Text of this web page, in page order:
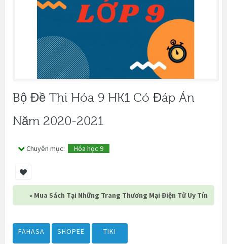
Bộ Đề Thi Hóa 9 HK1 Có Đáp Án
Năm 2020-2021
Chuyên mục: Hóa học 9
» Mua Sách Tại Những Trang Thương Mại Điện Tử Uy Tín
FAHASA SHOPEE TIKI